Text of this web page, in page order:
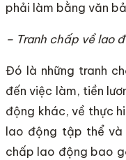
phải làm bằng văn
– Tranh chấp về lao
Đó là những tranh
đến việc làm, tiền
động khác, về thực
lao động tập thể và
chấp lao động bao